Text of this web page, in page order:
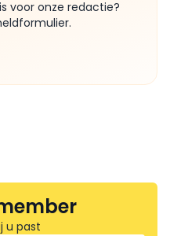
voor onze redactie?
u past